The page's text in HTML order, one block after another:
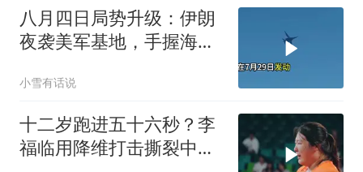
八月四日局势升级：伊朗
夜袭美军基地，手握海峡
小雪有话说
十二岁跑进五十六秒？李
福临用降维打击撕裂中国